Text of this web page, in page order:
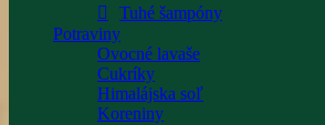
Tuhé šampóny
Potraviny
Ovocné lavaše
Cukríky
Himalájska soľ
Koreniny